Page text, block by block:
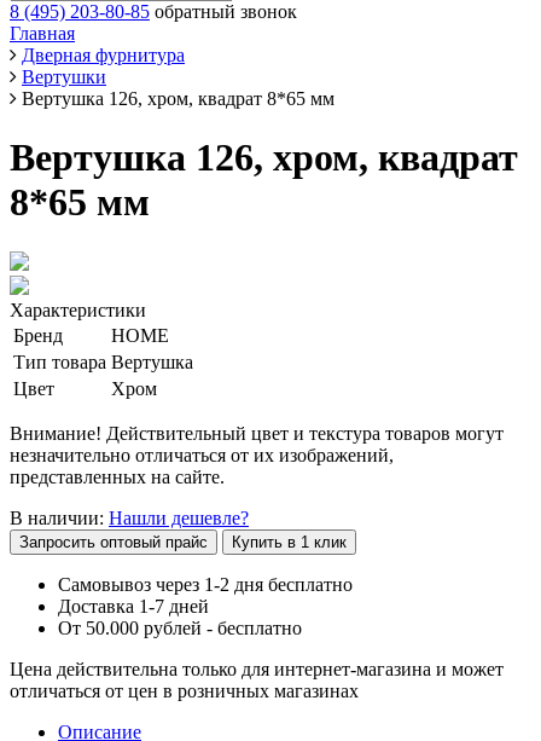
8 (495) 203-80-85 обратный звонок
Главная
Дверная фурнитура
Вертушки
Вертушка 126, хром, квадрат 8*65 мм
Вертушка 126, хром, квадрат
8*65 мм
Характеристики
Бренд
HOME
Тип товара Вертушка
Цвет
Хром
Внимание! Действительный цвет и текстура товаров могут
незначительно отличаться от их изображений,
представленных на сайте.
В наличии: Нашли дешевле?
Запросить оптовый прайс Купить в 1 клик
Самовывоз через 1-2 дня бесплатно
Доставка 1-7 дней
От 50.000 рублей - бесплатно
Цена действительна только для интернет-магазина и может
отличаться от цен в розничных магазинах
Описание